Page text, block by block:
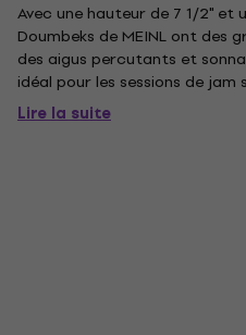
Avec une hauteur de 7 1/2" et
Doumbeks de MEINL ont des
des aigus percutants et
idéal pour les sessions de
percussion, ou pour garder
basse. Les Mini Doumbeks
Lire la suite